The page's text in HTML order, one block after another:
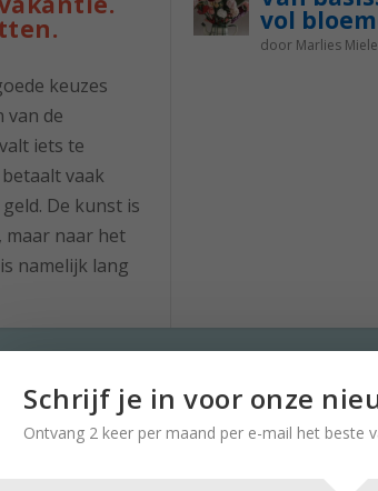
keuzes
van de
iets te
vaak
De kunst is
maar naar het
namelijk lang
vol
door Marlies
Een leven lang
nu opruimen
Schrijf je in voor onze
Ontvang 2 keer per maand per e-mail het beste